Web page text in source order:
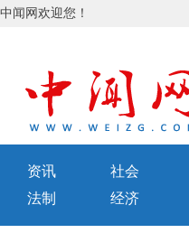
中闻网欢迎您！
资讯 社会
法制
经济